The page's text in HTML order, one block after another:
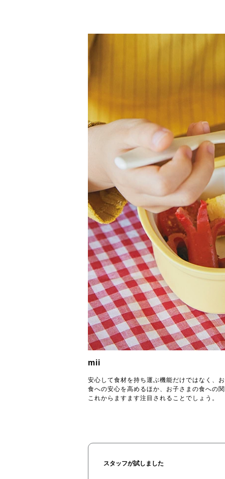
mii
安心して食材を持ち運ぶ機能だけではなく、
食への安心を高めるほか、お子さまの食への
これからますます注目されることでしょう。
スタッフが試しました